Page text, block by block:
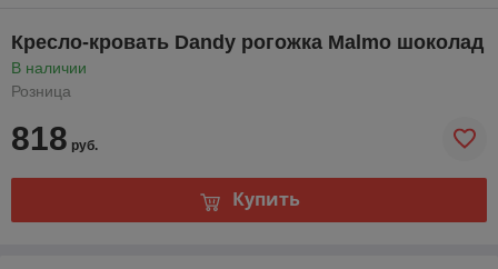
Кресло-кровать Dandy рогожка Malmo шоколад
В наличии
Розница
818 руб.
Купить